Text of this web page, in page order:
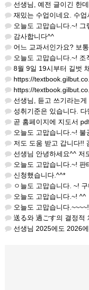
선생님, 예전 글이긴 한데요. 혹시 모둠은 어떤
재밌는 수업이네요. 수
오늘도 고맙습니다.~! 그렇네요. 가고
감사합니다^^
어느 교과서인가요? 보
오늘도 고맙습니다.~! 조직을 이끄는 것이 얼
8월 9일 19시부터 길벗 채널에서 일본어 회
https://
https://
선생님, 듣고 쓰기라는게 어떤건가요? 예상문
성취기준은 있습니다. 다만 자세하지 않아서 교
곧 홈페이지에 지도서 pdf 업로드한다고 합
오늘도 고맙습니다.~! 불
저도 도움 받고 갑니다!!
선생님 안녕하세요^^ 저도 2학기에 2015 관
오늘도 고맙습니다.~! 판테온
신청했습니다.^^*
ㅇ늘도 고맙습니다. ~! 구마모토에 ㄱ
오늘도 고맙습니다.~! ^^
오늘도 고맙습니다
送る와 過ごす의 결정적 차이는 "결합하는
선생님 2025에도 2026